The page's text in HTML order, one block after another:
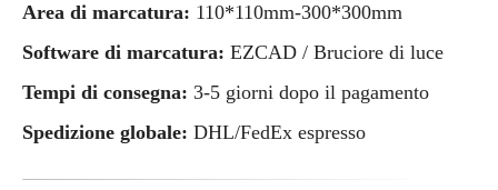
Area di marcatura: 110*110mm-300*300mm
Software di marcatura: EZCAD / Bruciore di luce
Tempi di consegna: 3-5 giorni dopo il pagamento
Spedizione globale: DHL/FedEx espresso